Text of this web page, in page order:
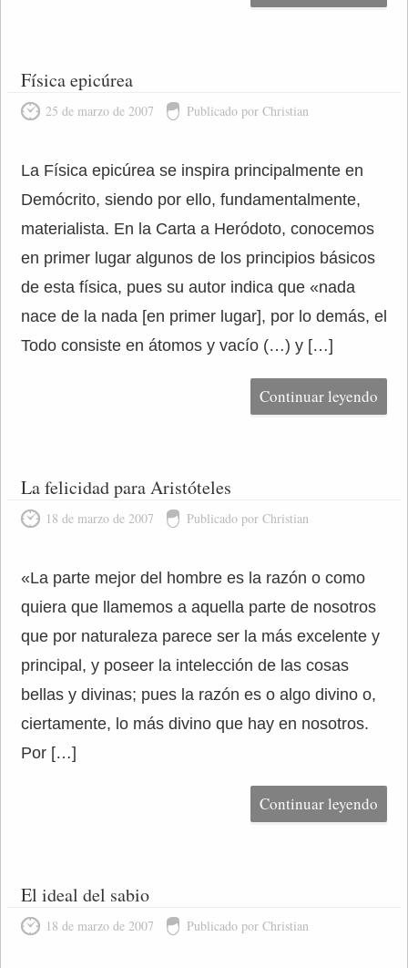
Física epicúrea
25 de marzo de 2007 Publicado por Christian
La Física epicúrea se inspira principalmente en
Demócrito, siendo por ello, fundamentalmente,
materialista. En la Carta a Heródoto, conocemos
en primer lugar algunos de los principios básicos
de esta física, pues su autor indica que «nada
nace de la nada [en primer lugar], por lo demás, el
Todo consiste en átomos y vacío (…) y […]
Continuar leyendo
La felicidad para Aristóteles
18 de marzo de 2007 Publicado por Christian
«La parte mejor del hombre es la razón o como
quiera que llamemos a aquella parte de nosotros
que por naturaleza parece ser la más excelente y
principal, y poseer la intelección de las cosas
bellas y divinas; pues la razón es o algo divino o,
ciertamente, lo más divino que hay en nosotros.
Por […]
Continuar leyendo
El ideal del sabio
18 de marzo de 2007 Publicado por Christian